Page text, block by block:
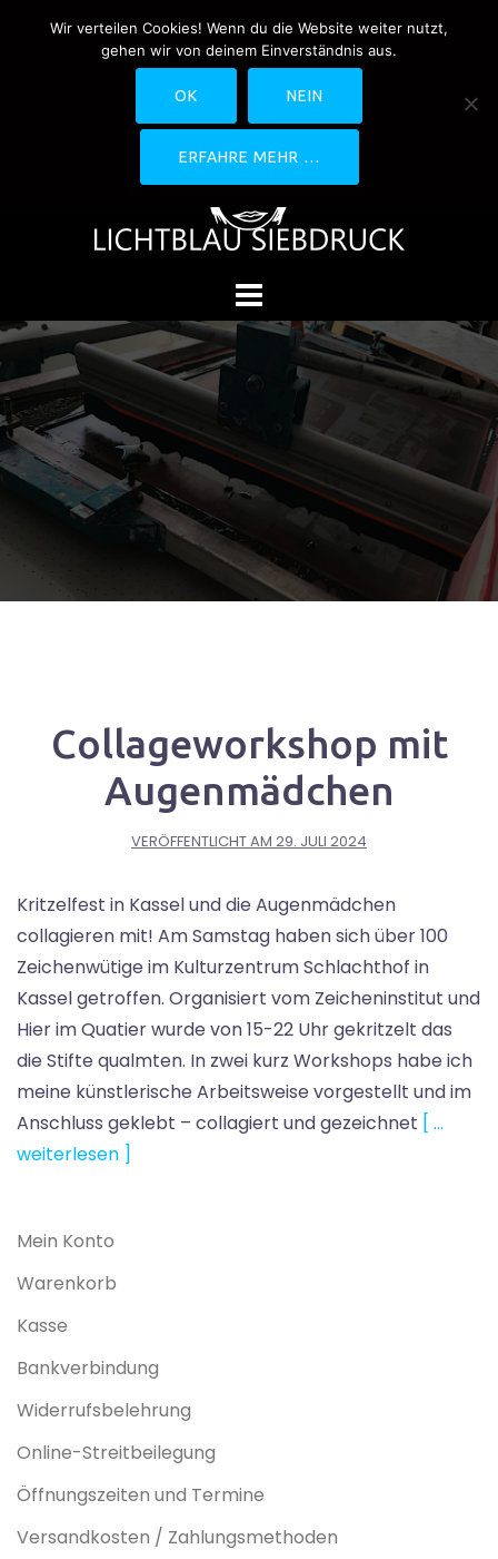
0170-4800361
drucken@lichtblau-
siebdruck.de
Schwedlerstraße 1 - 5 60314
Collageworkshop mit
Augenmädchen
VERÖFFENTLICHT AM 29. JULI 2024
Kritzelfest in Kassel und die Augenmädchen
collagieren mit! Am Samstag haben sich über 100
Zeichenwütige im Kulturzentrum Schlachthof in
Kassel getroffen. Organisiert vom Zeicheninstitut und
Hier im Quatier wurde von 15-22 Uhr gekritzelt das
die Stifte qualmten. In zwei kurz Workshops habe ich
meine künstlerische Arbeitsweise vorgestellt und im
Anschluss geklebt – collagiert und gezeichnet [ …
weiterlesen ]
Mein Konto
Warenkorb
Kasse
Bankverbindung
Widerrufsbelehrung
Online-Streitbeilegung
Öffnungszeiten und Termine
Versandkosten / Zahlungsmethoden
Wir verteilen Cookies! Wenn du die Website weiter nutzt,
gehen wir von deinem Einverständnis aus.
OK NEIN
ERFAHRE MEHR …